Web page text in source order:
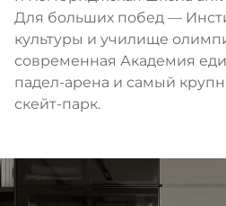
Для больших побед —
культуры и училище
современная Академия
падел-арена и самый
скейт-парк.